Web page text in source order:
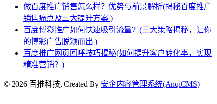
做百度推广销售怎么样？优势与前景解析(揭秘百度推广
销售痛点及三大提升方案 )
百度博彩推广如何快速吸引流量？(三大策略揭秘，让你
的博彩广告脱颖而出 )
百度推广网页回呼技巧揭秘(如何提升客户转化率，实现
精准营销？)
© 2026 百推科技, Created By 安企内容管理系统(AnqiCMS)